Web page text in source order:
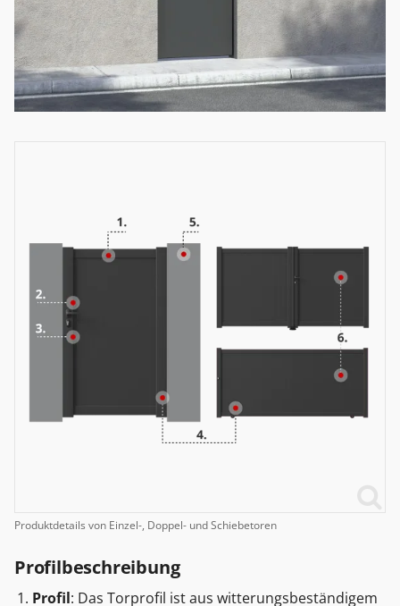
Produktdetails von Einzel-, Doppel- und Schiebetoren
Profilbeschreibung
Profil: Das Torprofil ist aus witterungsbeständigem